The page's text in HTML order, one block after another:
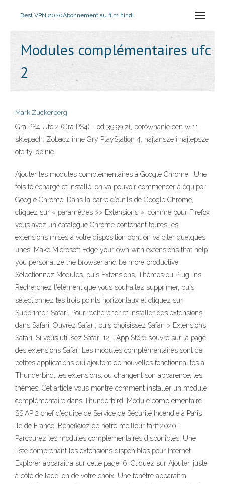
Best VPN 2020Abonnement au film hindi
Modules complémentaires ufc
2
Mark Zuckerberg
Gra PS4 Ufc 2 (Gra PS4) - od 39,99 zł, porównanie cen w 11
sklepach. Zobacz inne Gry PlayStation 4, najtańsze i najlepsze
oferty, opinie.
Ajouter les modules complémentaires à Google Chrome : Une
fois téléchargé et installé, on va pouvoir commencer à équiper
Google Chrome. Dans la barre d’outils de Google Chrome,
cliquez sur « paramètres >> Extensions », comme pour Firefox
vous avez un catalogue Chrome contenant toutes les
extensions mises à votre disposition dont on va citer quelques
unes. Make Microsoft Edge your own with extensions that help
you personalize the browser and be more productive.
Sélectionnez Modules, puis Extensions, Thèmes ou Plug-ins.
Recherchez l'élément que vous souhaitez supprimer, puis
sélectionnez les trois points horizontaux et cliquez sur
Supprimer. Safari. Pour rechercher et installer des extensions
dans Safari. Ouvrez Safari, puis choisissez Safari > Extensions
Safari. Si vous utilisez Safari 12, l'App Store s’ouvre sur la page
des extensions Safari Les modules complémentaires sont de
petites applications qui ajoutent de nouvelles fonctionnalités à
Thunderbird, les extensions, ou changent son apparence, les
thèmes. Cet article vous montre comment installer un module
complémentaire dans Thunderbird. Module complémentaire
SSIAP 2 chef d'équipe de Service de Sécurité Incendie à Paris
Ile de France. Bénéficiez de notre meilleur tarif 2020 !
Parcourez les modules complémentaires disponibles. Une
liste comprenant les extensions disponibles pour Internet
Explorer apparaitra sur cette page. 6. Cliquez sur Ajouter, juste
à côté de l’add-on de votre choix. Une fenêtre apparaitra